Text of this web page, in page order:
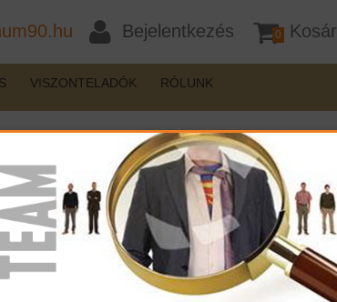
Kosár
0
Bejelentkezés
VISZONTELADÓK
RÓLUNK
Mennyiség: